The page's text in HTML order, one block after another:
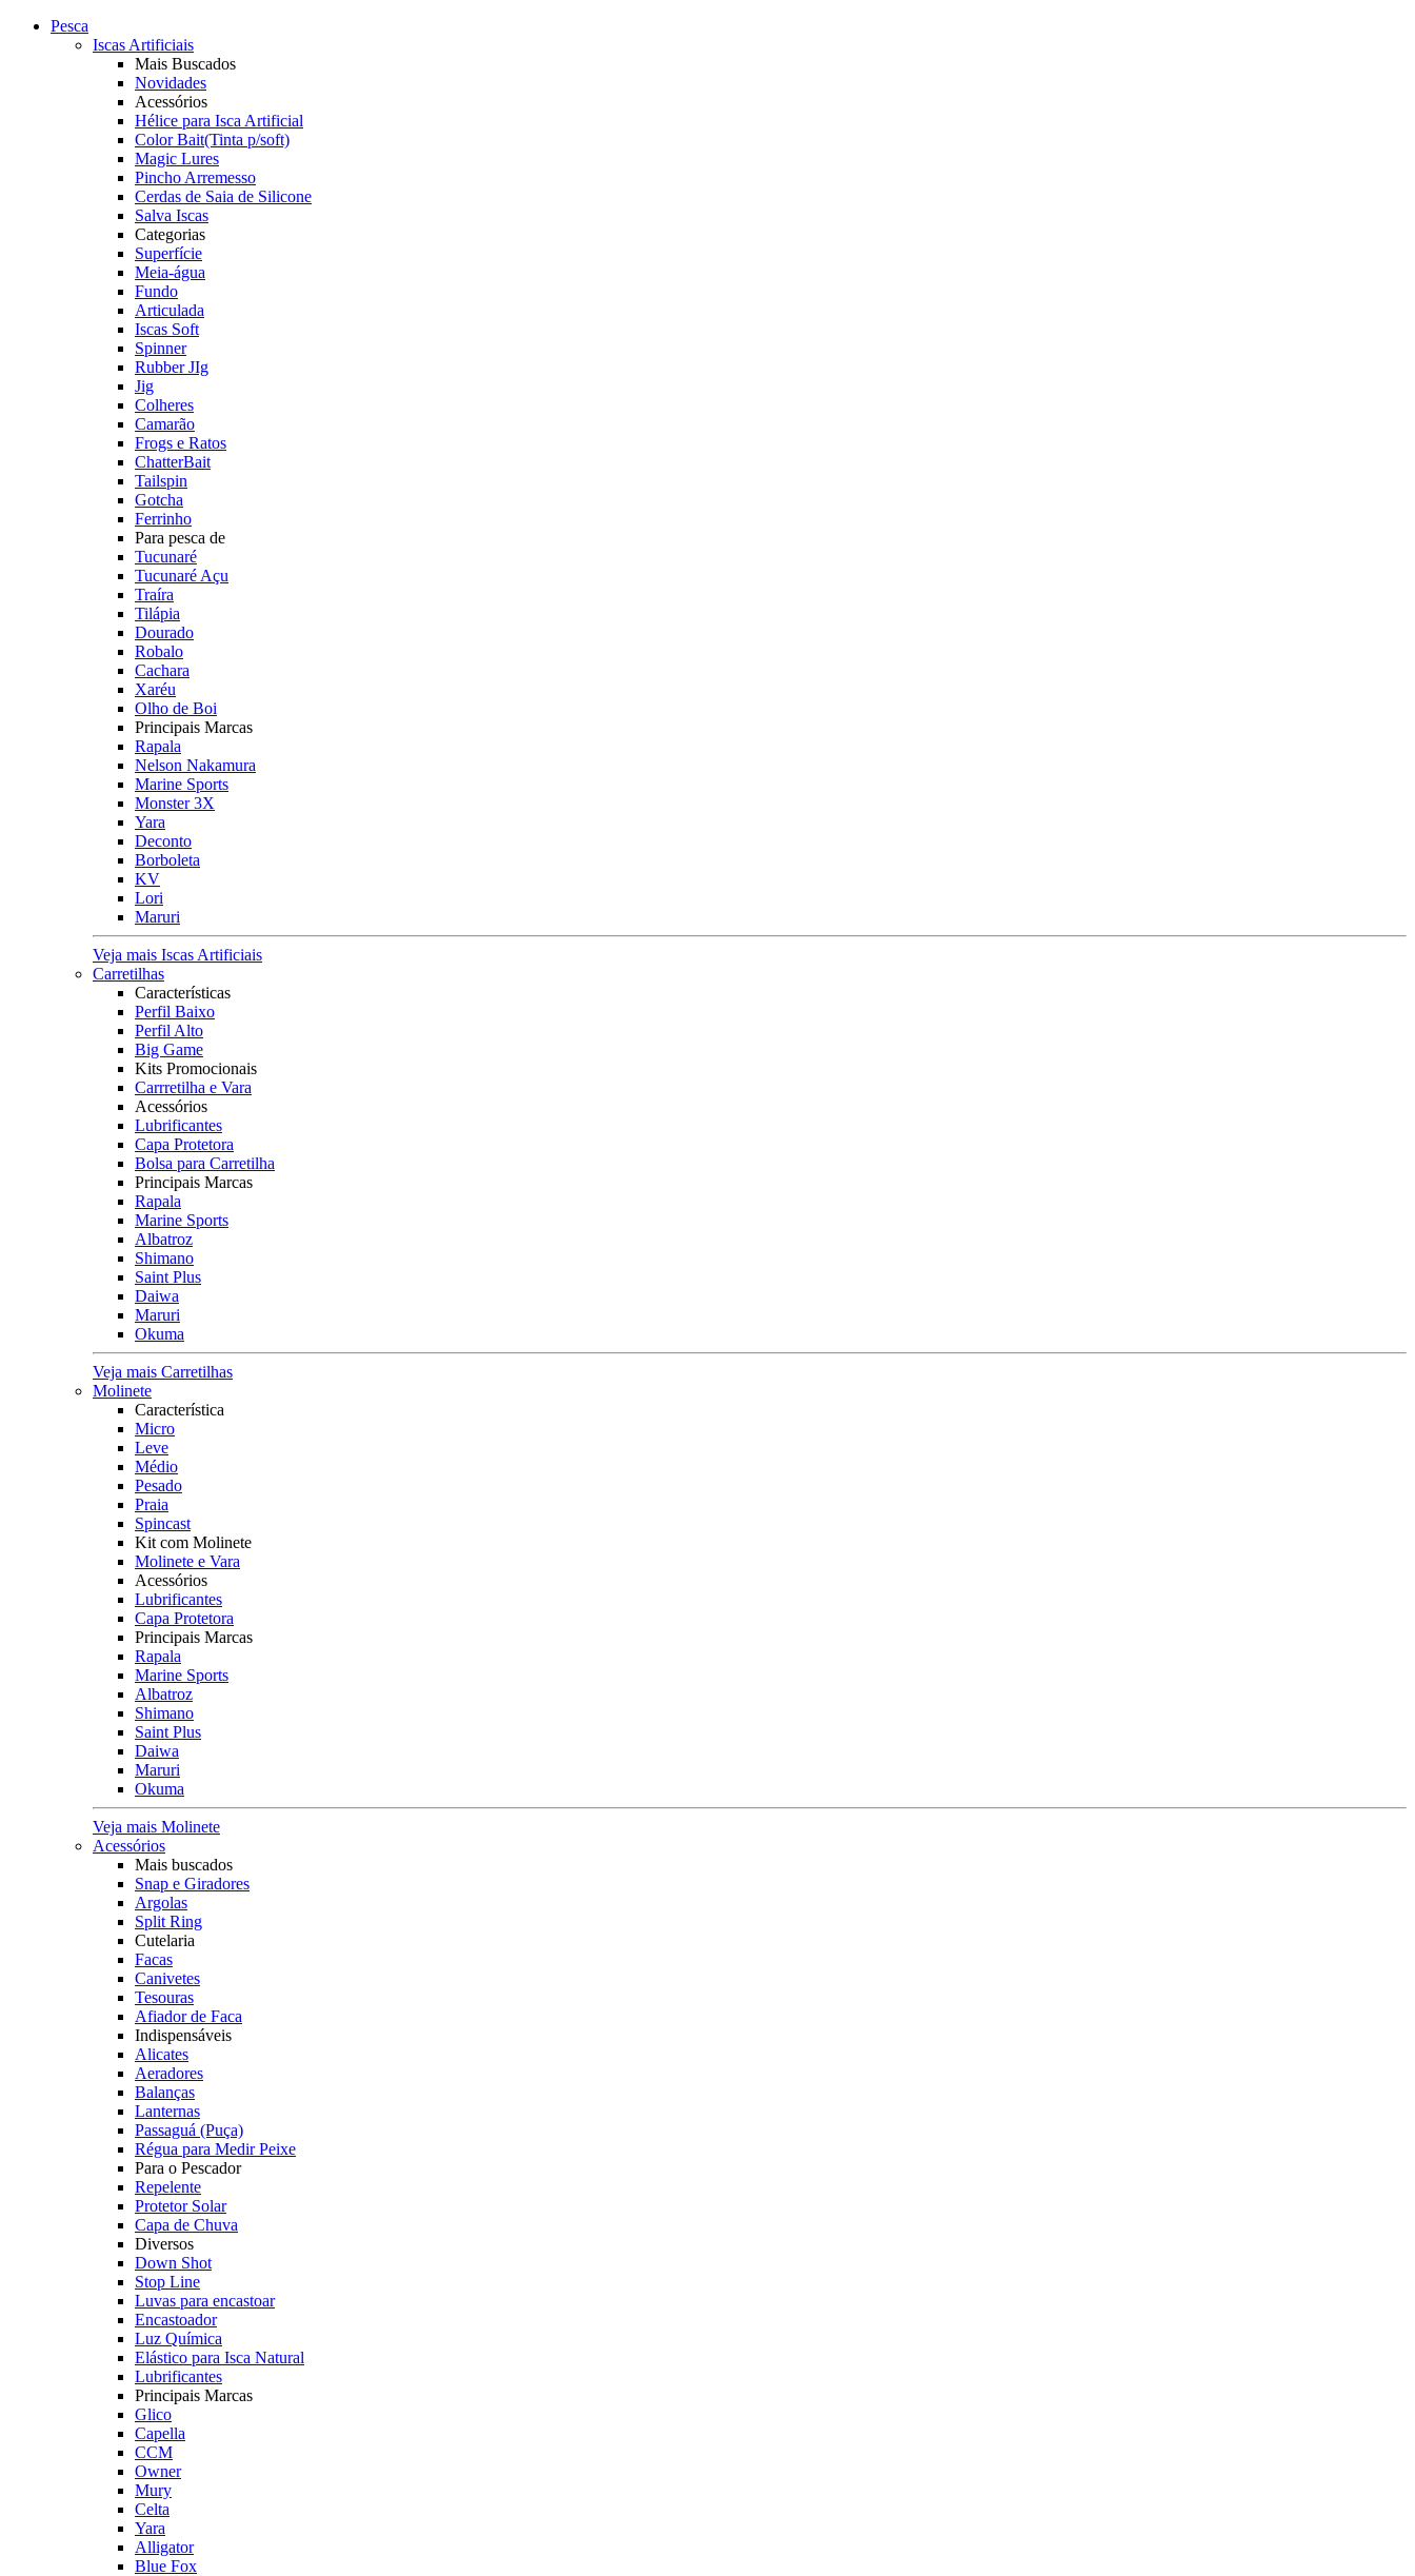
Pesca
Iscas Artificiais
Mais Buscados
Novidades
Acessórios
Hélice para Isca Artificial
Color Bait(Tinta p/soft)
Magic Lures
Pincho Arremesso
Cerdas de Saia de Silicone
Salva Iscas
Categorias
Superfície
Meia-água
Fundo
Articulada
Iscas Soft
Spinner
Rubber JIg
Jig
Colheres
Camarão
Frogs e Ratos
ChatterBait
Tailspin
Gotcha
Ferrinho
Para pesca de
Tucunaré
Tucunaré Açu
Traíra
Tilápia
Dourado
Robalo
Cachara
Xaréu
Olho de Boi
Principais Marcas
Rapala
Nelson Nakamura
Marine Sports
Monster 3X
Yara
Deconto
Borboleta
KV
Lori
Maruri
Veja mais Iscas Artificiais
Carretilhas
Características
Perfil Baixo
Perfil Alto
Big Game
Kits Promocionais
Carrretilha e Vara
Acessórios
Lubrificantes
Capa Protetora
Bolsa para Carretilha
Principais Marcas
Rapala
Marine Sports
Albatroz
Shimano
Saint Plus
Daiwa
Maruri
Okuma
Veja mais Carretilhas
Molinete
Característica
Micro
Leve
Médio
Pesado
Praia
Spincast
Kit com Molinete
Molinete e Vara
Acessórios
Lubrificantes
Capa Protetora
Principais Marcas
Rapala
Marine Sports
Albatroz
Shimano
Saint Plus
Daiwa
Maruri
Okuma
Veja mais Molinete
Acessórios
Mais buscados
Snap e Giradores
Argolas
Split Ring
Cutelaria
Facas
Canivetes
Tesouras
Afiador de Faca
Indispensáveis
Alicates
Aeradores
Balanças
Lanternas
Passaguá (Puça)
Régua para Medir Peixe
Para o Pescador
Repelente
Protetor Solar
Capa de Chuva
Diversos
Down Shot
Stop Line
Luvas para encastoar
Encastoador
Luz Química
Elástico para Isca Natural
Lubrificantes
Principais Marcas
Glico
Capella
CCM
Owner
Mury
Celta
Yara
Alligator
Blue Fox